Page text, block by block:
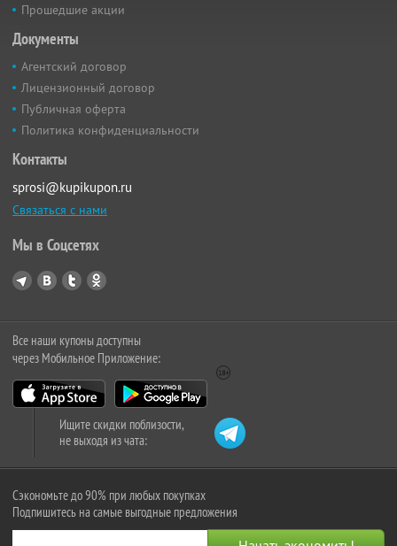
Прошедшие акции
Документы
Агентский договор
Лицензионный договор
Публичная оферта
Политика конфиденциальности
Контакты
sprosi@kupikupon.ru
Связаться с нами
Мы в Соцсетях
Все наши купоны доступны
через Мобильное Приложение:
Ищите скидки поблизости,
не выходя из чата:
Сэкономьте до 90% при любых покупках
Подпишитесь на самые выгодные предложения